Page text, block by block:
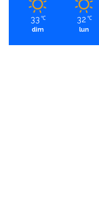
33 ℃
dim
32 ℃
lun